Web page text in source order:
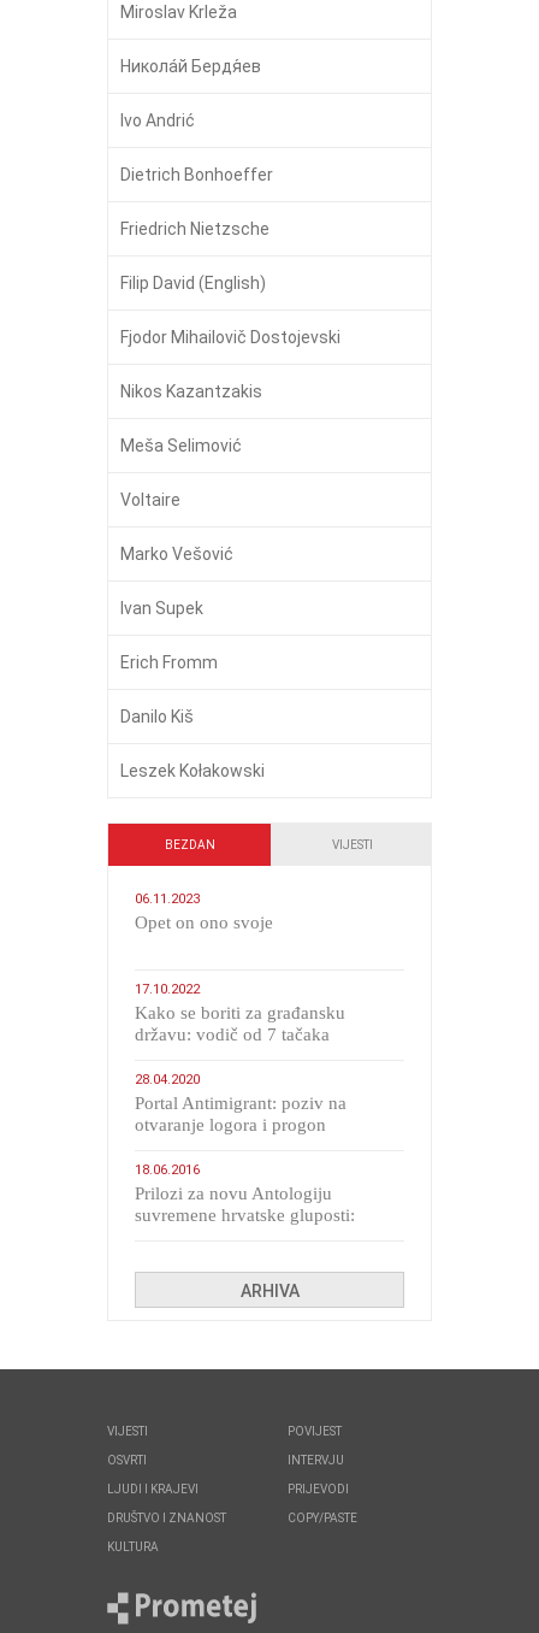
Miroslav Krleža
Никола́й Бердя́ев
Ivo Andrić
Dietrich Bonhoeffer
Friedrich Nietzsche
Filip David (English)
Fjodor Mihailovič Dostojevski
Nikos Kazantzakis
Meša Selimović
Voltaire
Marko Vešović
Ivan Supek
Erich Fromm
Danilo Kiš
Leszek Kołakowski
BEZDAN VIJESTI
06.11.2023
​Opet on ono svoje
17.10.2022
Kako se boriti za građansku
državu: vodič od 7 tačaka
28.04.2020
Portal Antimigrant: poziv na
otvaranje logora i progon
18.06.2016
Prilozi za novu Antologiju
suvremene hrvatske gluposti:
ARHIVA
VIJESTI
OSVRTI
LJUDI I KRAJEVI
DRUŠTVO I ZNANOST
KULTURA
POVIJEST
INTERVJU
PRIJEVODI
COPY/PASTE